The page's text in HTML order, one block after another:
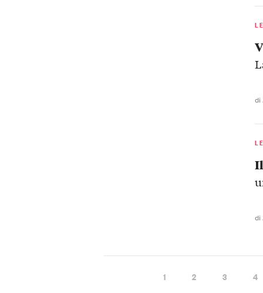
di
di
1 2 3 4